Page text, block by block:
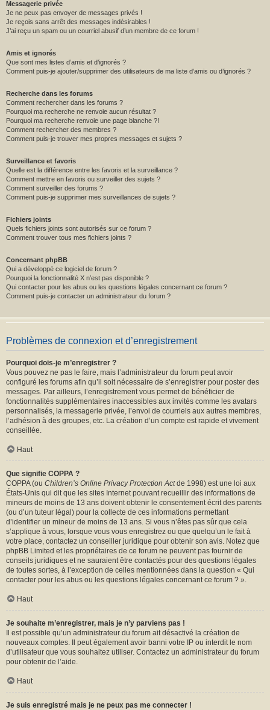
Messagerie privée
Je ne peux pas envoyer de messages privés !
Je reçois sans arrêt des messages indésirables !
J’ai reçu un spam ou un courriel abusif d’un membre de ce forum !
Amis et ignorés
Que sont mes listes d’amis et d’ignorés ?
Comment puis-je ajouter/supprimer des utilisateurs de ma liste d’amis ou d’ignorés ?
Recherche dans les forums
Comment rechercher dans les forums ?
Pourquoi ma recherche ne renvoie aucun résultat ?
Pourquoi ma recherche renvoie une page blanche ?!
Comment rechercher des membres ?
Comment puis-je trouver mes propres messages et sujets ?
Surveillance et favoris
Quelle est la différence entre les favoris et la surveillance ?
Comment mettre en favoris ou surveiller des sujets ?
Comment surveiller des forums ?
Comment puis-je supprimer mes surveillances de sujets ?
Fichiers joints
Quels fichiers joints sont autorisés sur ce forum ?
Comment trouver tous mes fichiers joints ?
Concernant phpBB
Qui a développé ce logiciel de forum ?
Pourquoi la fonctionnalité X n’est pas disponible ?
Qui contacter pour les abus ou les questions légales concernant ce forum ?
Comment puis-je contacter un administrateur du forum ?
Problèmes de connexion et d’enregistrement
Pourquoi dois-je m’enregistrer ?
Vous pouvez ne pas le faire, mais l’administrateur du forum peut avoir
configuré les forums afin qu’il soit nécessaire de s’enregistrer pour poster des
messages. Par ailleurs, l’enregistrement vous permet de bénéficier de
fonctionnalités supplémentaires inaccessibles aux invités comme les avatars
personnalisés, la messagerie privée, l’envoi de courriels aux autres membres,
l’adhésion à des groupes, etc. La création d’un compte est rapide et vivement
conseillée.
Haut
Que signifie COPPA ?
COPPA (ou Children’s Online Privacy Protection Actde 1998) est une loi aux
États-Unis qui dit que les sites Internet pouvant recueillir des informations de
mineurs de moins de 13 ans doivent obtenir le consentement écrit des parents
(ou d’un tuteur légal) pour la collecte de ces informations permettant
d’identifier un mineur de moins de 13 ans. Si vous n’êtes pas sûr que cela
s’applique à vous, lorsque vous vous enregistrez ou que quelqu’un le fait à
votre place, contactez un conseiller juridique pour obtenir son avis. Notez que
phpBB Limited et les propriétaires de ce forum ne peuvent pas fournir de
conseils juridiques et ne sauraient être contactés pour des questions légales
de toutes sortes, à l’exception de celles mentionnées dans la question « Qui
contacter pour les abus ou les questions légales concernant ce forum ? ».
Haut
Je souhaite m’enregistrer, mais je n’y parviens pas !
Il est possible qu’un administrateur du forum ait désactivé la création de
nouveaux comptes. Il peut également avoir banni votre IP ou interdit le nom
d’utilisateur que vous souhaitez utiliser. Contactez un administrateur du forum
pour obtenir de l’aide.
Haut
Je suis enregistré mais je ne peux pas me connecter !